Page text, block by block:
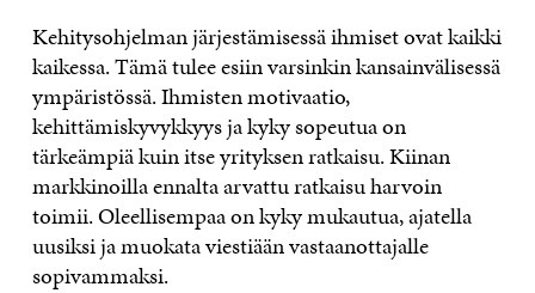
Kehitysohjelman järjestämisessä ihmiset ovat kaikki
kaikessa. Tämä tulee esiin varsinkin kansainvälisessä
ympäristössä. Ihmisten motivaatio,
kehittämiskyvykkyys ja kyky sopeutua on
tärkeämpiä kuin itse yrityksen ratkaisu. Kiinan
markkinoilla ennalta arvattu ratkaisu harvoin
toimii. Oleellisempaa on kyky mukautua, ajatella
uusiksi ja muokata viestiään vastaanottajalle
sopivammaksi.